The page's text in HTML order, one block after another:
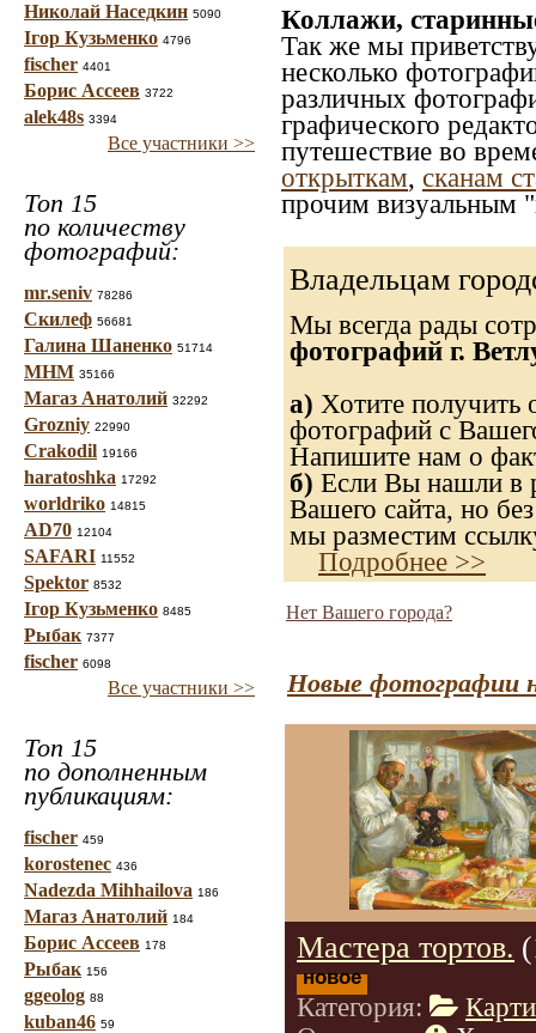
Николай Наседкин 5090
Ігор Кузьменко 4796
fischer 4401
Борис Ассеев 3722
alek48s 3394
Все участники >>
Топ 15
по количеству
фотографий:
mr.seniv 78286
Скилеф 56681
Галина Шаненко 51714
МНМ 35166
Магаз Анатолий 32292
Grozniy 22990
Crakodil 19166
haratoshka 17292
worldriko 14815
AD70 12104
SAFARI 11552
Spektor 8532
Ігор Кузьменко 8485
Рыбак 7377
fischer 6098
Все участники >>
Топ 15
по дополненным
публикациям:
fischer 459
korostenec 436
Nadezda Mihhailova 186
Магаз Анатолий 184
Борис Ассеев 178
Рыбак 156
ggeolog 88
kuban46 59
Коллажи,
Так же мы
несколько
различных
графического
путешествие во
открыткам, сканам
прочим визуальным
Владельцам
Мы всегда рады
фотографий г.
а) Хотите получить
фотографий с
Напишите нам о
б) Если Вы нашли в
Вашего сайта, но
мы разместим
Подробнее >>
Нет Вашего города?
Новые фотографии
Мастера тортов.
новое
Категория: